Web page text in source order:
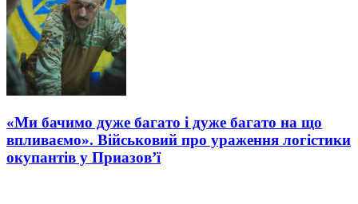
«Ми бачимо дуже багато і дуже багато на що
впливаємо». Військовий про ураження логістики
окупантів у Приазов’ї